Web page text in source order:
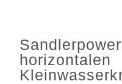
horizontalen